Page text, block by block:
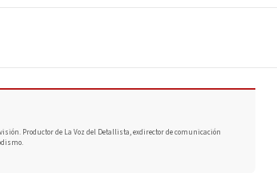
Productor de La Voz del Detallista, exdirector de comunicación